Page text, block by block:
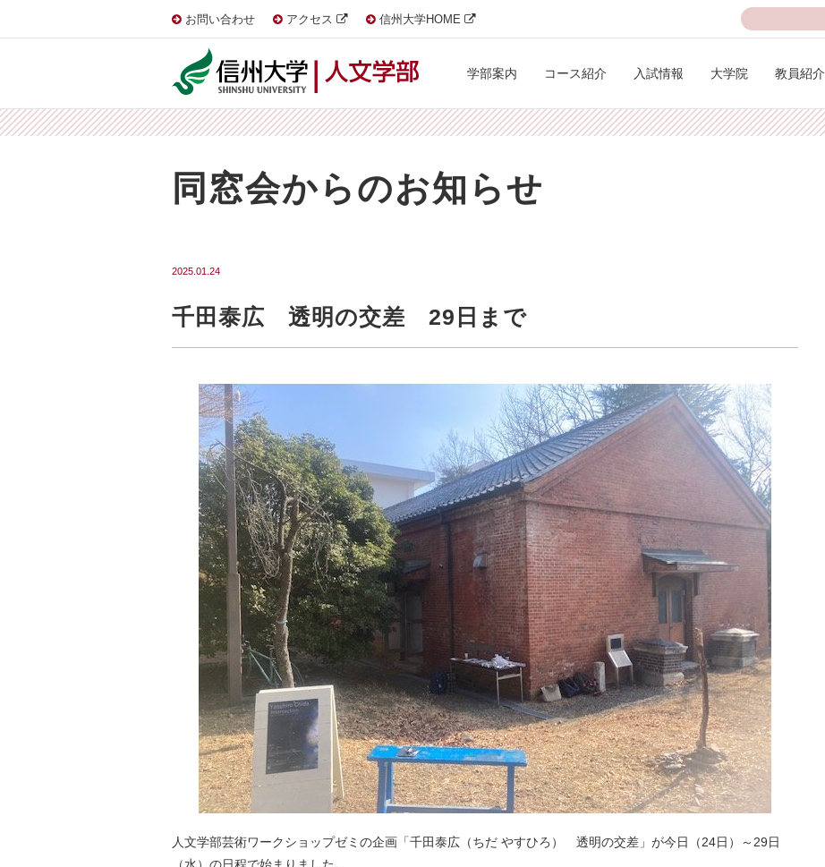
お問い合わせ アクセス 信州大学HOME
学部案内 コース紹介 入試情報 大学院 教員紹介
同窓会からのお知らせ
2025.01.24
千田泰広 透明の交差 29日まで
人文学部芸術ワークショップゼミの企画「千田泰広（ちだ やすひろ） 透明の交差」が今日（24日）～29日